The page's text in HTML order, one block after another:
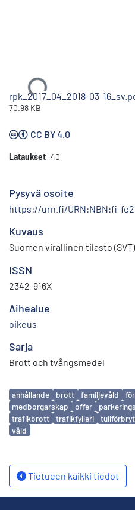
Ladataan...
rpk_2017_04_2018-03-
70.98 KB
CC BY 4.0
Lataukset 40
Pysyvä osoite
https://urn.fi/URN:NBN:fi-
Kuvaus
Suomen virallinen tilasto (SVT)
ISSN
2342-916X
Aihealue
oikeus
Sarja
Brott och tvångsmedel
Avainsanat
anhållande brott familjevåld
medborgarskap
offer
trafikbrott
trafikfylleri
våld
Tietueen kaikki tiedot